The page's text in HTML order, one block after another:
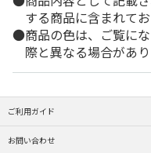
する商品に含まれてお
商品の色は、ご覧に
際と異なる場合があり
ご利用ガイド
お問い合わせ